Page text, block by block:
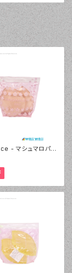
- マシュマロパッ
イエロー）